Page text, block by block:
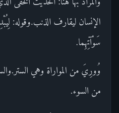
الإنسان ليقارف الذنب.وقوله:
سَوْآتِهِما.
وُورِيَ من المواراة وهي
من السوء.